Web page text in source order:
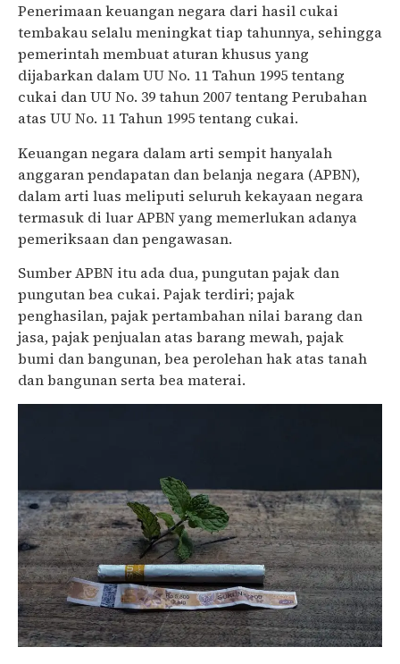
Penerimaan keuangan negara dari hasil cukai
tembakau selalu meningkat tiap tahunnya, sehingga
pemerintah membuat aturan khusus yang
dijabarkan dalam UU No. 11 Tahun 1995 tentang
cukai dan UU No. 39 tahun 2007 tentang Perubahan
atas UU No. 11 Tahun 1995 tentang cukai.
Keuangan negara dalam arti sempit hanyalah
anggaran pendapatan dan belanja negara (APBN),
dalam arti luas meliputi seluruh kekayaan negara
termasuk di luar APBN yang memerlukan adanya
pemeriksaan dan pengawasan.
Sumber APBN itu ada dua, pungutan pajak dan
pungutan bea cukai. Pajak terdiri; pajak
penghasilan, pajak pertambahan nilai barang dan
jasa, pajak penjualan atas barang mewah, pajak
bumi dan bangunan, bea perolehan hak atas tanah
dan bangunan serta bea materai.